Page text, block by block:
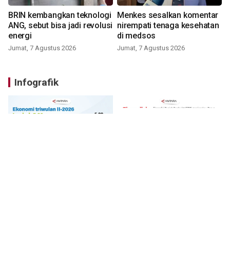
BRIN kembangkan teknologi
ANG, sebut bisa jadi revolusi
energi
Jumat, 7 Agustus 2026
Menkes sesalkan komentar
nirempati tenaga kesehatan
di medsos
Jumat, 7 Agustus 2026
Infografik